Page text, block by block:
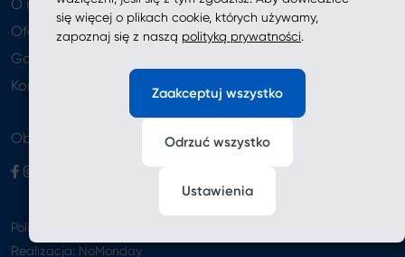
się więcej o plikach cookie, których używamy,
zapoznaj się z naszą polityką prywatności.
Zaakceptuj wszystko
Odrzuć wszystko
Ustawienia
O nas
Oferta
Aktualności
Gdzie kupić
Kontakt
Obserwuj nas
Polityka prywatności
Realizacja: NoMonday